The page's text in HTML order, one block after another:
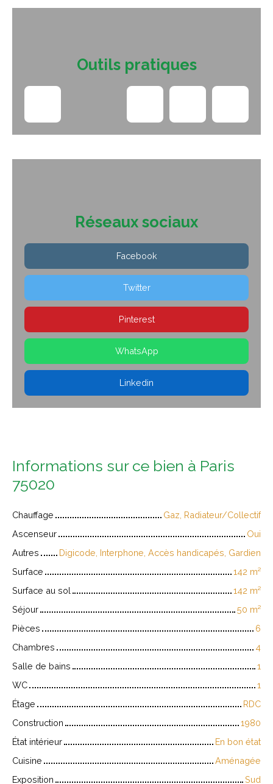
Outils pratiques
Réseaux sociaux
Facebook
Twitter
Pinterest
WhatsApp
Linkedin
Informations sur ce bien à Paris
75020
Chauffage
Gaz, Radiateur/Collectif
Ascenseur
Oui
Autres
Digicode, Interphone, Accès handicapés, Gardien
Surface
142 m²
Surface au sol
142 m²
Séjour
50 m²
Pièces
6
Chambres
4
Salle de bains
1
WC
1
Étage
RDC
Construction
1980
État intérieur
En bon état
Cuisine
Aménagée
Exposition
Sud